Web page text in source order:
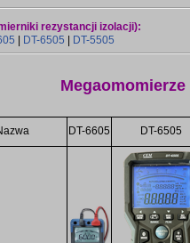
rezystancji izolacji):
DT-6505 DT-5505
Megaomomierze
DT-6605 DT-6505